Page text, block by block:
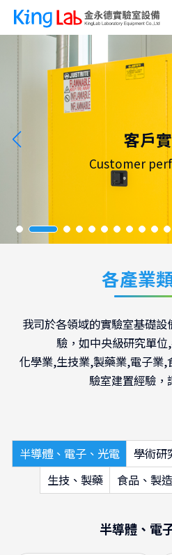
客戶
Customer
各產業
我司於各領域的實驗室基礎
驗，如中央級研究單
化學業,生技業,製藥業,電子業
驗室建置經驗，
半導體、電子、光電 學術研
生技、製藥
食品、製造
半導體、電